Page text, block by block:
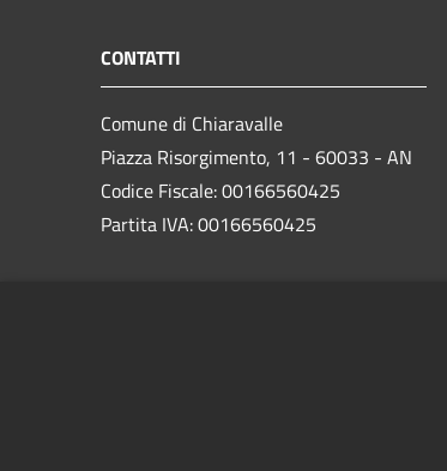
CONTATTI
Comune di Chiaravalle
Piazza Risorgimento, 11 - 60033 - AN
Codice Fiscale: 00166560425
Partita IVA: 00166560425